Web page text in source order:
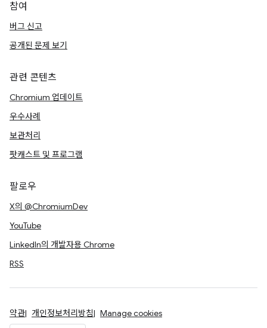
참여
버그 신고
공개된 문제 보기
관련 콘텐츠
Chromium 업데이트
우수사례
보관처리
팟캐스트 및 프로그램
팔로우
X의 @ChromiumDev
YouTube
LinkedIn의 개발자용 Chrome
RSS
약관 개인정보처리방침 Manage cookies